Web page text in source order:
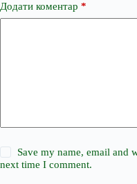
Додати коментар *
Save my name, email and
next time I comment.